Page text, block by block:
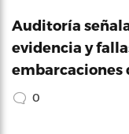
Auditoría
evidencia y
embarcaciones
0